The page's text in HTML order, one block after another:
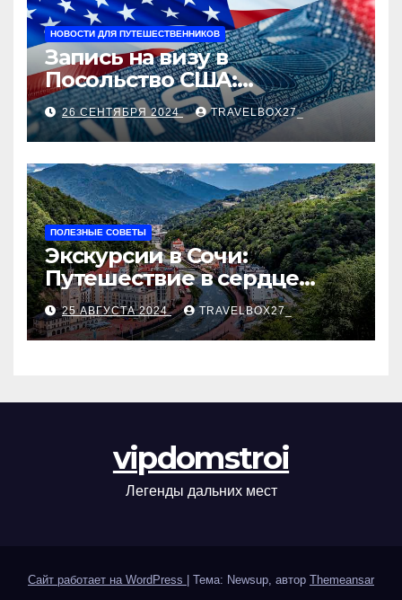
НОВОСТИ ДЛЯ ПУТЕШЕСТВЕННИКОВ
Запись на визу в
Посольство США:
Пошаговое руководство
26 СЕНТЯБРЯ 2024 TRAVELBOX27_
ПОЛЕЗНЫЕ СОВЕТЫ
Экскурсии в Сочи:
Путешествие в сердце
Черноморского курорта
25 АВГУСТА 2024 TRAVELBOX27_
vipdomstroi
Легенды дальних мест
Сайт работает на WordPress Тема: Newsup, автор Themeansar